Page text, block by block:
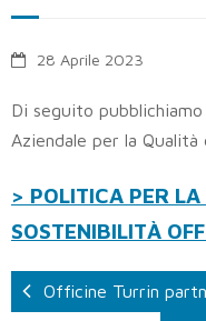
28 Aprile 2023
Di seguito
Aziendale per la
> POLITICA PER
SOSTENIBILITÀ
Officine Turrin